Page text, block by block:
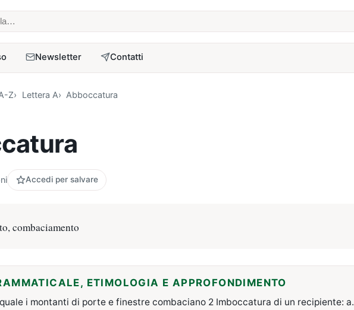
Newsletter Contatti
Z Lettera A Abboccatura
Accedi per salvare
combaciamento
ETIMOLOGIA E APPROFONDIMENTO
i montanti di porte e finestre combaciano 2 Imboccatura di un recipiente: a.